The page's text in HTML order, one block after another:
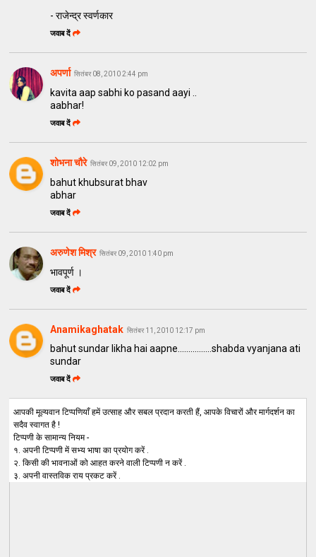
- राजेन्द्र स्वर्णकार
जवाब दें
अपर्णा सितंबर 08, 2010 2:44 pm
kavita aap sabhi ko pasand aayi ..
aabhar!
जवाब दें
शोभना चौरे सितंबर 09, 2010 12:02 pm
bahut khubsurat bhav
abhar
जवाब दें
अरुणेश मिश्र सितंबर 09, 2010 1:40 pm
भावपूर्ण ।
जवाब दें
Anamikaghatak सितंबर 11, 2010 12:17 pm
bahut sundar likha hai aapne................shabda vyanjana ati
sundar
जवाब दें
आपकी मूल्यवान टिप्पणियाँ हमें उत्साह और सबल प्रदान करती हैं, आपके विचारों और मार्गदर्शन का
सदैव स्वागत है !
टिप्पणी के सामान्य नियम -
१. अपनी टिप्पणी में सभ्य भाषा का प्रयोग करें .
२. किसी की भावनाओं को आहत करने वाली टिप्पणी न करें .
३. अपनी वास्तविक राय प्रकट करें .